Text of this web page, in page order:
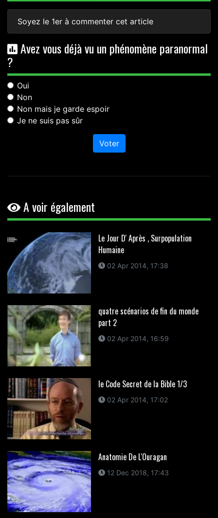
Soyez le 1er à commenter cet article
Avez vous déjà vu un phénomène paranormal
?
Oui
Non
Non mais je garde espoir
Je ne suis pas sûr
Voter
A voir également
Le Jour D' Après , Surpopulation
Humaine
02 Apr 2014, 17:38
quatre scénarios de fin du monde
part 2
02 Apr 2014, 16:59
le Code Secret de la Bible 1/3
02 Apr 2014, 17:02
Anatomie De L'Ouragan
12 Dec 2018, 17:43